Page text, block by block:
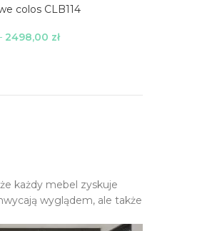
colos CLB114
2498,00 zł
każdy mebel zyskuje
wyglądem, ale także